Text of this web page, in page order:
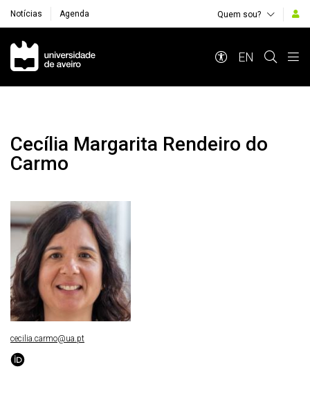
Notícias Agenda Quem sou?
Navegação Principal
EN
Cecília Margarita Rendeiro do
Carmo
cecilia.carmo@ua.pt